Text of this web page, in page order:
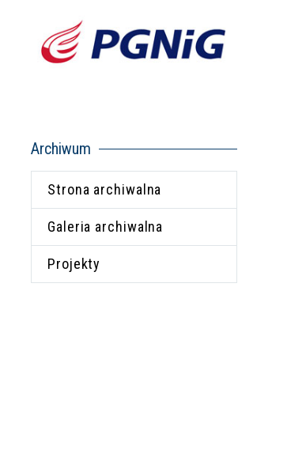
Archiwum
Strona archiwalna
Galeria archiwalna
Projekty